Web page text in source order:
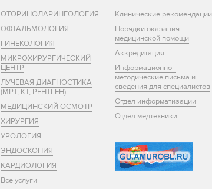
ОТОРИНОЛАРИНГОЛОГИЯ
ОФТАЛЬМОЛОГИЯ
ГИНЕКОЛОГИЯ
МИКРОХИРУРГИЧЕСКИЙ
ЦЕНТР
ЛУЧЕВАЯ ДИАГНОСТИКА
(МРТ, КТ, РЕНТГЕН)
МЕДИЦИНСКИЙ ОСМОТР
ХИРУРГИЯ
УРОЛОГИЯ
ЭНДОСКОПИЯ
КАРДИОЛОГИЯ
Все услуги
Клинические рекомендации
Порядки оказания
медицинской помощи
Аккредитация
Информационно -
методические письма и
сведения для специалистов
Отдел информатизации
Отдел медтехники